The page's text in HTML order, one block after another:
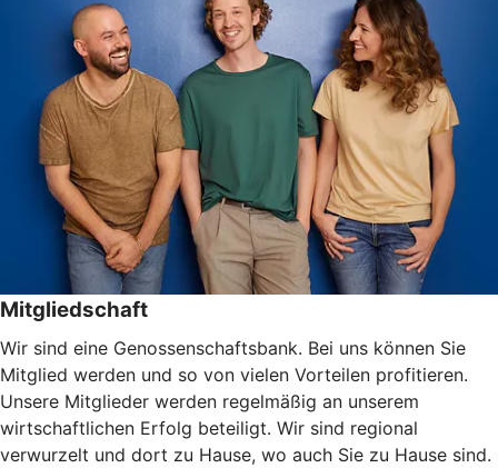
Mitgliedschaft
Wir sind eine Genossenschaftsbank. Bei uns können Sie
Mitglied werden und so von vielen Vorteilen profitieren.
Unsere Mitglieder werden regelmäßig an unserem
wirtschaftlichen Erfolg beteiligt. Wir sind regional
verwurzelt und dort zu Hause, wo auch Sie zu Hause sind.